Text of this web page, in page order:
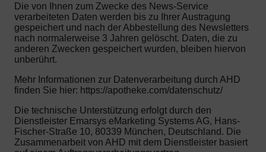
Die von Ihnen zum Zwecke des News-Service
verarbeiteten Daten werden bis zu Ihrer Austragung
gespeichert und nach der Abbestellung des Newsletters
nach normalerweise 3 Jahren gelöscht. Daten, die zu
anderen Zwecken gespeichert wurden, bleiben hiervon
unberührt.
Mehr Informationen zur Datenverarbeitung durch AHD
finden Sie hier: https://apotheke.com/datenschutz/
Die technische Unterstützung erfolgt durch den
Dienstleister Emarsys eMarketing Systems AG, Hans-
Fischer-Straße 10, 80339 München, Deutschland. Die
Zusammenarbeit von AHD mit dem Dienstleister basiert